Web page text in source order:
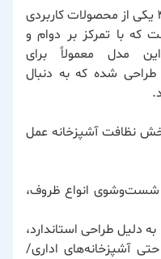
سینک ظرفشویی پرنیان مدل 4244 یکی از محصولات کاربردی
که با تمرکز بر دوام و
مدل معمولاً برای
طراحی شده که به دنبال
نظافت آشپزخانه عمل
انواع ظروف،
دلیل طراحی استاندارد،
حتی آشپزخانه‌های اداری/